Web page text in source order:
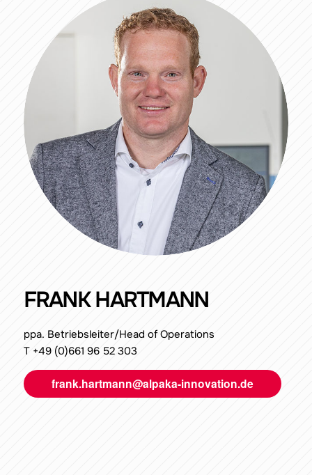
FRANK HARTMANN
ppa. Betriebsleiter/Head of Operations
T +49 (0)661 96 52 303
frank.hartmann@alpaka-innovation.de